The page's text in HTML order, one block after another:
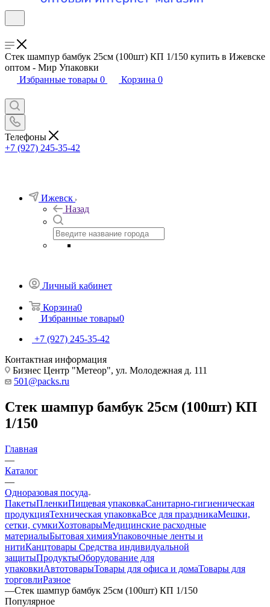
Стек шампур бамбук 25см (100шт) КП 1/150 купить в Ижевске
оптом - Мир Упаковки
Избранные товары 0 Корзина 0
Телефоны
+7 (927) 245-35-42
Ижевск
Назад
Личный кабинет
Корзина0
Избранные товары0
+7 (927) 245-35-42
Контактная информация
Бизнес Центр "Метеор", ул. Молодежная д. 111
501@packs.ru
Стек шампур бамбук 25см (100шт) КП
1/150
Главная
—
Каталог
—
Одноразовая посуда
ПакетыПленкиПищевая упаковкаСанитарно-гигиеническая
продукцияТехническая упаковкаВсе для праздникаМешки,
сетки, сумкиХозтоварыМедицинские расходные
материалыБытовая химияУпаковочные ленты и
нитиКанцтовары Средства индивидуальной
защитыПродуктыОборудование для
упаковкиАвтотоварыТовары для офиса и домаТовары для
торговлиРазное
—Стек шампур бамбук 25см (100шт) КП 1/150
Популярное